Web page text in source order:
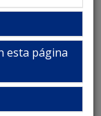
esta página